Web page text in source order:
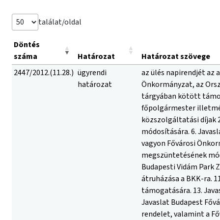
találat/oldal
Döntés
száma
Határozat
Határozat szövege
2447/2012.(11.28.) ügyrendi
határozat
az ülés napirendjét az alábbiakban állapítja meg: 1. Javaslat a helyi iparűzési adóról szóló rendelet megalkotására. 2. Javaslat a Fővárosi Önkormányzat, az Országos Katasztrófavédelmi Főigazgatóság és a Fővárosi Katasztrófavédelmi Igazgatóság közötti tűzoltó laktanyák felújítása tárgyában kötött támogatási szerződések 1. számú módosítására. 3 Javaslat a Főpolgármesteri Hivatal alapító okiratának módosítására. 4. Javaslat a főpolgármester illetményének és költségtérítésének megállapítására az erre vonatkozó jogszabályok változása miatt. 5. Javaslat a kegyeleti közszolgáltatási díjak 2013. évi mértékének megállapítására, valamint a kegyeleti közszolgáltatás díjairól szóló 65/2000. (XII. 19.) Főv. Kgy. rendelet módosítására. 6. Javaslat az erdőkre vonatkozó optimális birtokszerkezet kialakítására. 7. A Fővárosi Vízművek Zrt. tulajdonában lévő víziközmű-vagyon Fővárosi Önkormányzatra történő átszállásával kapcsolatos döntések. 8. Javaslat a Fővárosi Közterületi Parkolási Társulás megszüntetésének módjára, és döntés az ezzel összefüggő feladatok meghatározására. 9. Javaslat egyes tulajdonosi döntések meghozatalára a Budapesti Vidám Park Zrt. és a Fővárosi Állat- és Növénykert működtetésére vonatkozóan. 10. A Fővárosi Önkormányzat POLIS szervezeti tagságának átruházása a BKK-ra. 11. Javaslat a BKK Budapesti Közlekedési Központ Zrt. alapító okiratának módosítása. 12. Javaslat szociális intézmények támogatására. 13. Javaslat a Fővárosi Önkormányzat Szervezeti és Működési Szabályzatáról szóló 55/2010. (XII. 9.) Főv. Kgy. rendelet módosítására. 14. Javaslat Budapest Főváros Önkormányzata vagyonáról, a